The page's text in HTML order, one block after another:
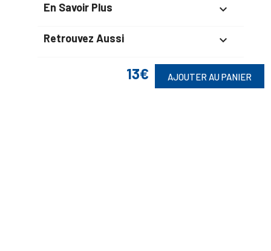
13€ AJOUTER AU PANIER
En Savoir Plus 
Retrouvez Aussi 